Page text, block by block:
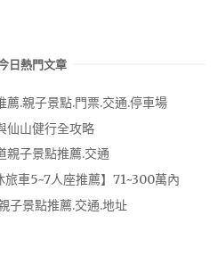
日熱門文章
薦.親子景點.門票.交通.停車場
仙山健行全攻略
親子景點推薦.交通
車5~7人座推薦】71~300萬內
子景點推薦.交通.地址